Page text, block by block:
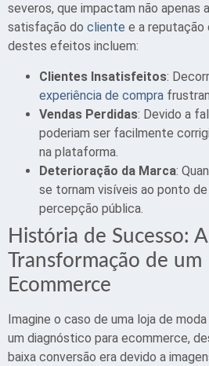
severos, que impactam não apenas
satisfação do cliente e a reputação
destes efeitos incluem:
Clientes Insatisfeitos:
experiência de compra
Vendas Perdidas: Devido a
poderiam ser facilmente
na plataforma.
Deterioração da Marca:
se tornam visíveis ao ponto
percepção pública.
História de Sucesso: A
Transformação de um
Ecommerce
Imagine o caso de uma loja de
um diagnóstico para ecommerce,
baixa conversão era devido a